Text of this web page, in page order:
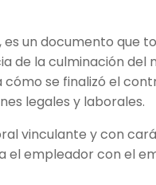
es un documento que
de la culminación del
cómo se finalizó el
legales y laborales.
vinculante y con
el empleador con el